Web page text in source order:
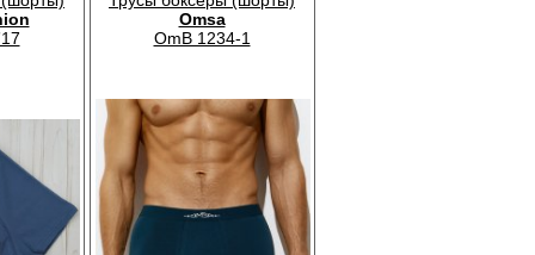
Omsa
OmB 1234-1